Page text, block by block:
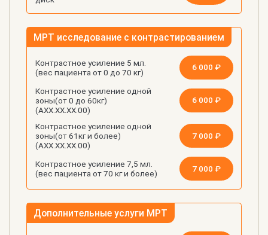
МРТ исследование с контрастированием
Контрастное усиление 5 мл.
(вес пациента от 0 до 70 кг)
6 000 ₽
Контрастное усиление одной
зоны(от 0 до 60кг)
(АХХ.ХХ.ХХ.00)
6 000 ₽
Контрастное усиление одной
зоны(от 61кг и более)
(АХХ.ХХ.ХХ.00)
7 000 ₽
Контрастное усиление 7,5 мл.
(вес пациента от 70 кг и более)
7 000 ₽
Дополнительные услуги МРТ